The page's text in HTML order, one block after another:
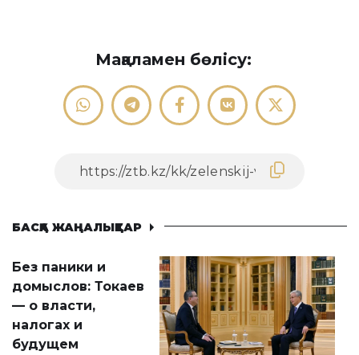
Мақаламен бөлісу:
БАСҚА ЖАҢАЛЫҚТАР
Без паники и
домыслов: Токаев
— о власти,
налогах и
будущем